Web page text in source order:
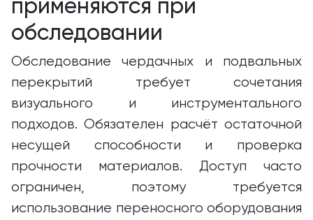
применяются при
обследовании
Обследование чердачных и подвальных
перекрытий требует сочетания
визуального и инструментального
подходов. Обязателен расчёт остаточной
несущей способности и проверка
прочности материалов. Доступ часто
ограничен, поэтому требуется
использование переносного оборудования